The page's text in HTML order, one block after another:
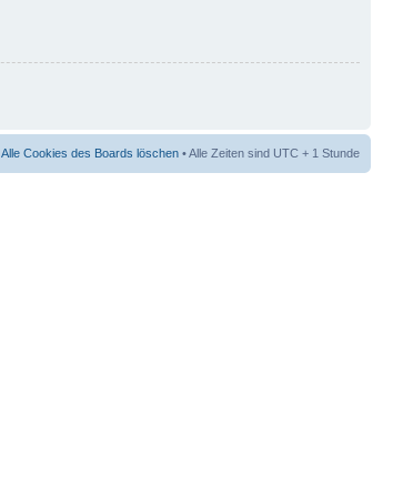
Alle Cookies des Boards löschen • Alle Zeiten sind UTC + 1 Stunde